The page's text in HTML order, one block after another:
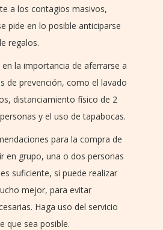
a los contagios masivos,
pide en lo posible anticiparse
regalos.
la importancia de aferrarse a
de prevención, como el lavado
distanciamiento físico de 2
y el uso de tapabocas.
para la compra de
en grupo, una o dos personas
suficiente, si puede realizar
mejor, para evitar
Haga uso del servicio
que sea posible.